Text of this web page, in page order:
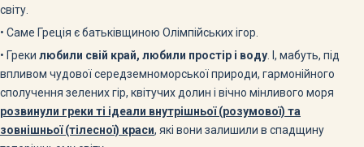
світу.
• Саме Греція є батьківщиною Олімпійських ігор.
• Греки любили свій край, любили простір і воду . І, мабуть, під
впливом чудової середземноморської природи, гармонійного
сполучення зелених гір, квітучих долин і вічно мінливого моря
розвинули греки ті ідеали внутрішньої (розумової) та
зовнішньої (тілесної) краси, які вони залишили в спадщину